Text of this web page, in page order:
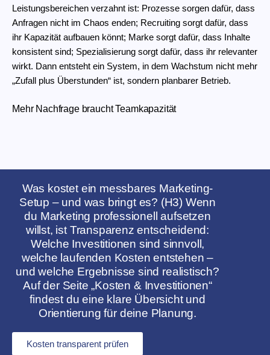
Leistungsbereichen verzahnt ist: Prozesse sorgen dafür, dass
Anfragen nicht im Chaos enden; Recruiting sorgt dafür, dass
ihr Kapazität aufbauen könnt; Marke sorgt dafür, dass Inhalte
konsistent sind; Spezialisierung sorgt dafür, dass ihr relevanter
wirkt. Dann entsteht ein System, in dem Wachstum nicht mehr
„Zufall plus Überstunden“ ist, sondern planbarer Betrieb.
Mehr Nachfrage braucht Teamkapazität
Was kostet ein messbares Marketing-
Setup – und was bringt es? (H3) Wenn
du Marketing professionell aufsetzen
willst, ist Transparenz entscheidend:
Welche Investitionen sind sinnvoll,
welche laufenden Kosten entstehen –
und welche Ergebnisse sind realistisch?
Auf der Seite „Kosten & Investitionen“
findest du eine klare Übersicht und
Orientierung für deine Planung.
Kosten transparent prüfen